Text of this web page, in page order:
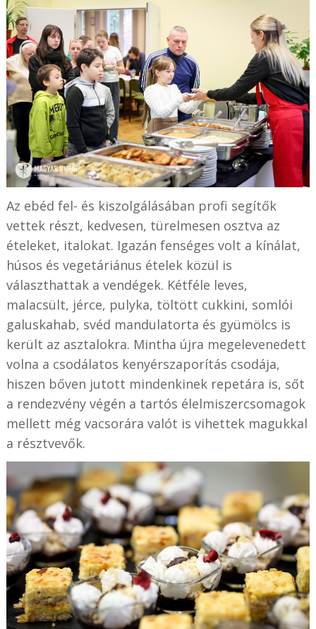
Az ebéd fel- és kiszolgálásában profi segítők
vettek részt, kedvesen, türelmesen osztva az
ételeket, italokat. Igazán fenséges volt a kínálat,
húsos és vegetáriánus ételek közül is
választhattak a vendégek. Kétféle leves,
malacsült, jérce, pulyka, töltött cukkini, somlói
galuskahab, svéd mandulatorta és gyümölcs is
került az asztalokra. Mintha újra megelevenedett
volna a csodálatos kenyérszaporítás csodája,
hiszen bőven jutott mindenkinek repetára is, sőt
a rendezvény végén a tartós élelmiszercsomagok
mellett még vacsorára valót is vihettek magukkal
a résztvevők.